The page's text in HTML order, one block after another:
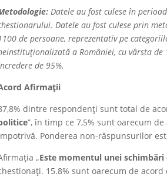
Datele au fost culese în
Datele au fost culese prin
de persoane, reprezentativ pe
a României, cu vârsta
de 95%.
Afirmații
dintre respondenți sunt total de
”, în timp ce 7,5% sunt oarecum
Ponderea non-răspunsurilor
„Este momentul unei
15.8% sunt oarecum de